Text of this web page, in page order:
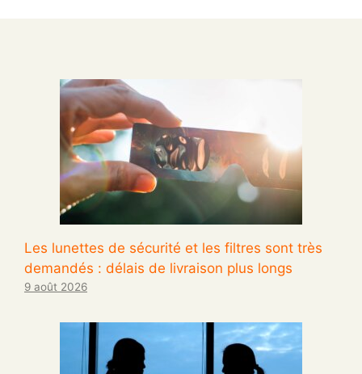
Les lunettes de sécurité et les filtres sont très
demandés : délais de livraison plus longs
9 août 2026